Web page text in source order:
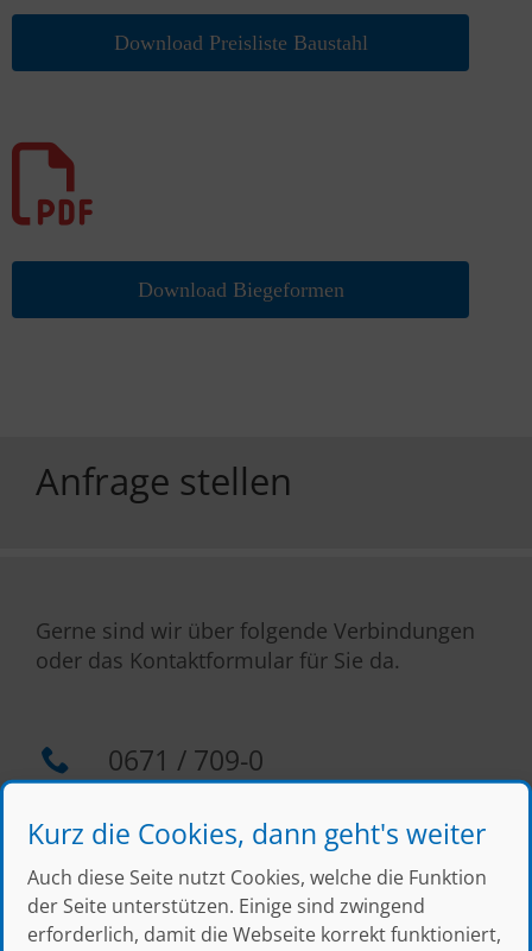
Kurz die Cookies, dann geht's weiter
Auch diese Seite nutzt Cookies, welche die Funktion
der Seite unterstützen. Einige sind zwingend
erforderlich, damit die Webseite korrekt funktioniert,
Download Preisliste Baustahl
Download Biegeformen
Anfrage stellen
Gerne sind wir über folgende Verbindungen
oder das Kontaktformular für Sie da.
0671 / 709-0
verkauf@thress.de